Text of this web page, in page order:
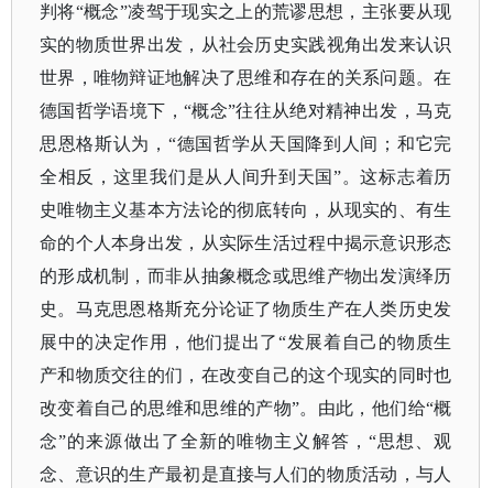
判将“概念”凌驾于现实之上的荒谬思想，主张要从现
实的物质世界出发，从社会历史实践视角出发来认识
世界，唯物辩证地解决了思维和存在的关系问题。在
德国哲学语境下，“概念”往往从绝对精神出发，马克
思恩格斯认为，“德国哲学从天国降到人间；和它完
全相反，这里我们是从人间升到天国”。这标志着历
史唯物主义基本方法论的彻底转向，从现实的、有生
命的个人本身出发，从实际生活过程中揭示意识形态
的形成机制，而非从抽象概念或思维产物出发演绎历
史。马克思恩格斯充分论证了物质生产在人类历史发
展中的决定作用，他们提出了“发展着自己的物质生
产和物质交往的们，在改变自己的这个现实的同时也
改变着自己的思维和思维的产物”。由此，他们给“概
念”的来源做出了全新的唯物主义解答，“思想、观
念、意识的生产最初是直接与人们的物质活动，与人